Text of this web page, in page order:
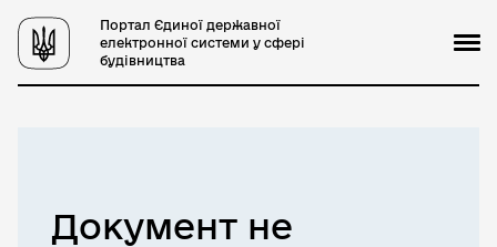
Портал Єдиної державної
електронної системи у сфері
будівництва
Документ не